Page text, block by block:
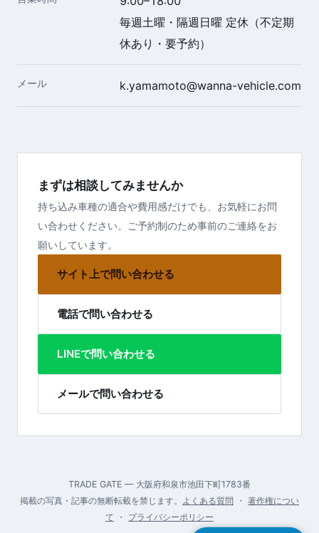
毎週土曜・隔週日曜 定休（不定期
休あり・要予約）
メール k.yamamoto@wanna-vehicle.com
まずは相談してみませんか
持ち込み車種の適合や費用感だけでも、お気軽にお問
い合わせください。ご予約制のため事前のご連絡をお
願いしています。
サイト上で問い合わせる
電話で問い合わせる
LINEで問い合わせる
メールで問い合わせる
TRADE GATE — 大阪府和泉市池田下町1783番
掲載の写真・記事の無断転載を禁じます。
よくある質問 ・ 著作権につい
て ・ プライバシーポリシー